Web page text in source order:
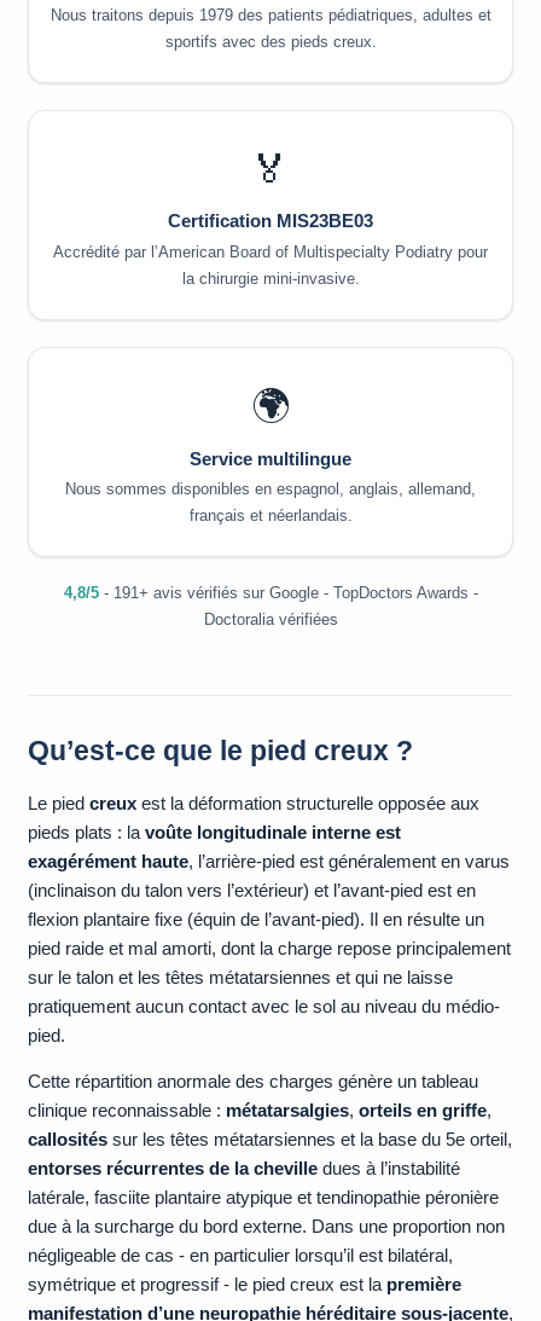
Nous traitons depuis 1979 des patients pédiatriques, adultes et
sportifs avec des pieds creux.
🏅
Certification MIS23BE03
Accrédité par l’American Board of Multispecialty Podiatry pour
la chirurgie mini-invasive.
🌍
Service multilingue
Nous sommes disponibles en espagnol, anglais, allemand,
français et néerlandais.
4,8/5- 191+ avis vérifiés sur Google - TopDoctors Awards -
Doctoralia vérifiées
Qu’est-ce que le pied creux ?
Le pied creuxest la déformation structurelle opposée aux
pieds plats : la voûte longitudinale interne est
exagérément haute, l’arrière-pied est généralement en varus
(inclinaison du talon vers l’extérieur) et l’avant-pied est en
flexion plantaire fixe (équin de l’avant-pied). Il en résulte un
pied raide et mal amorti, dont la charge repose principalement
sur le talon et les têtes métatarsiennes et qui ne laisse
pratiquement aucun contact avec le sol au niveau du médio-
pied.
Cette répartition anormale des charges génère un tableau
clinique reconnaissable : métatarsalgies, orteils en griffe,
callositéssur les têtes métatarsiennes et la base du 5e orteil,
entorses récurrentes de la chevilledues à l’instabilité
latérale, fasciite plantaire atypique et tendinopathie péronière
due à la surcharge du bord externe. Dans une proportion non
négligeable de cas - en particulier lorsqu’il est bilatéral,
symétrique et progressif - le pied creux est la première
manifestation d’une neuropathie héréditaire sous-jacente,